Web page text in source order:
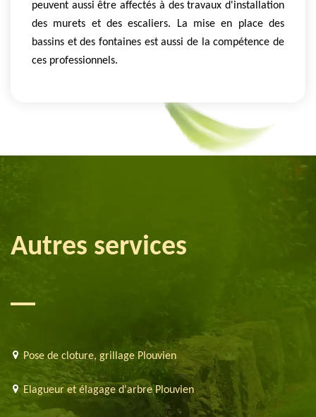
peuvent aussi être affectés à des travaux d'installation
des murets et des escaliers. La mise en place des
bassins et des fontaines est aussi de la compétence de
ces professionnels.
Autres services
Pose de cloture, grillage Plouvien
Elagueur et élagage d'arbre Plouvien